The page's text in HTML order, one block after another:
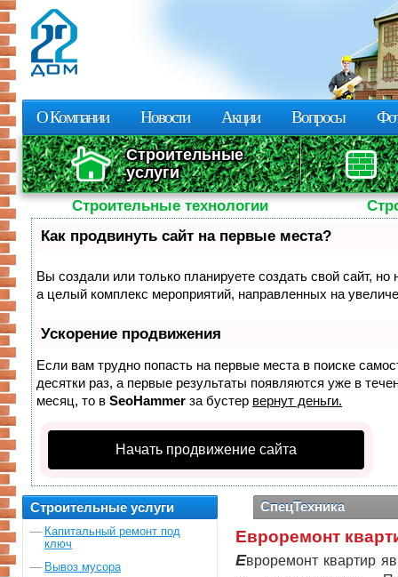
Строительные
услуги
О Компании Новости Акции Вопросы
Строительные технологии
Как продвинуть сайт на первые места?
Вы создали или только планируете создать свой сайт,
а целый комплекс мероприятий, направленных на
Ускорение продвижения
Если вам трудно попасть на первые места в поиске
десятки раз, а первые результаты появляются уже в
месяц, то в SeoHammer за бустер вернут деньги.
Начать продвижение сайта
Строительные услуги
Капитальный ремонт под
ключ
Вывоз мусора
СпецТехника
Евроремонт
Евроремонт квартир